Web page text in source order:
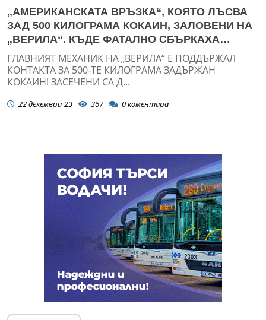
„АМЕРИКАНСКАТА ВРЪЗКА“, КОЯТО ЛЪСВА
ЗАД 500 КИЛОГРАМА КОКАИН, ЗАЛОВЕНИ НА
„ВЕРИЛА“. КЪДЕ ФАТАЛНО СБЪРКАХА
ДОМУСЧИЕВИ, ЗА БЪДАТ ПОДЛОЖЕНИ
ГЛАВНИЯТ МЕХАНИК НА „ВЕРИЛА“ Е ПОДДЪРЖАЛ
КОНТАКТА ЗА 500-ТЕ КИЛОГРАМА ЗАДЪРЖАН
КОКАИН! ЗАСЕЧЕНИ СА Д...
22 декември 23 367 0коментара